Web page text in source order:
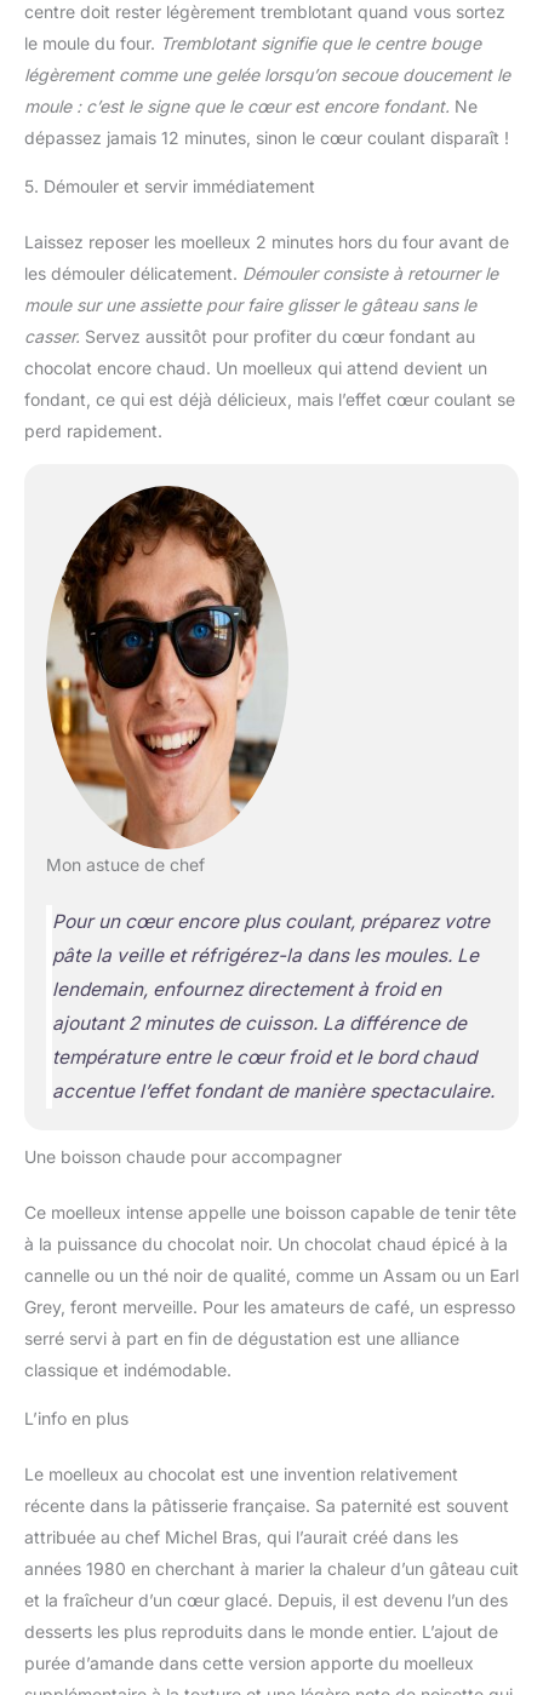
centre doit rester légèrement tremblotant quand vous sortez
le moule du four. Tremblotant signifie que le centre bouge
légèrement comme une gelée lorsqu’on secoue doucement le
moule : c’est le signe que le cœur est encore fondant. Ne
dépassez jamais 12 minutes, sinon le cœur coulant disparaît !
5. Démouler et servir immédiatement
Laissez reposer les moelleux 2 minutes hors du four avant de
les démouler délicatement. Démouler consiste à retourner le
moule sur une assiette pour faire glisser le gâteau sans le
casser. Servez aussitôt pour profiter du cœur fondant au
chocolat encore chaud. Un moelleux qui attend devient un
fondant, ce qui est déjà délicieux, mais l’effet cœur coulant se
perd rapidement.
Mon astuce de chef
Pour un cœur encore plus coulant, préparez votre
pâte la veille et réfrigérez-la dans les moules. Le
lendemain, enfournez directement à froid en
ajoutant 2 minutes de cuisson. La différence de
température entre le cœur froid et le bord chaud
accentue l’effet fondant de manière spectaculaire.
Une boisson chaude pour accompagner
Ce moelleux intense appelle une boisson capable de tenir tête
à la puissance du chocolat noir. Un chocolat chaud épicé à la
cannelle ou un thé noir de qualité, comme un Assam ou un Earl
Grey, feront merveille. Pour les amateurs de café, un espresso
serré servi à part en fin de dégustation est une alliance
classique et indémodable.
L’info en plus
Le moelleux au chocolat est une invention relativement
récente dans la pâtisserie française. Sa paternité est souvent
attribuée au chef Michel Bras, qui l’aurait créé dans les
années 1980 en cherchant à marier la chaleur d’un gâteau cuit
et la fraîcheur d’un cœur glacé. Depuis, il est devenu l’un des
desserts les plus reproduits dans le monde entier. L’ajout de
purée d’amande dans cette version apporte du moelleux